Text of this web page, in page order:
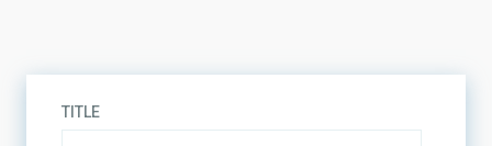
TITLE